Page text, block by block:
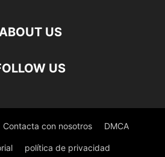
US
US
Contacta con nosotros DMCA
política de privacidad